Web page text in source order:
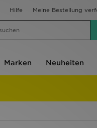
Hilfe Meine Bestellung
Marken Neuheiten